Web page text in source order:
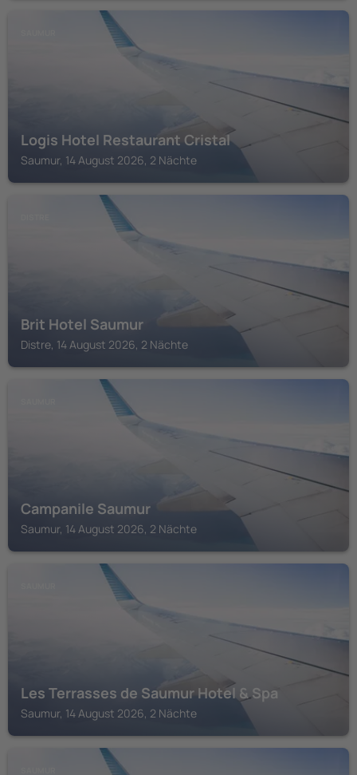
Logis Hotel Restaurant Cristal
Saumur, 14 August 2026, 2 Nächte
Brit Hotel Saumur
Distre, 14 August 2026, 2 Nächte
Campanile Saumur
Saumur, 14 August 2026, 2 Nächte
Les Terrasses de Saumur Hotel & Spa
Saumur, 14 August 2026, 2 Nächte